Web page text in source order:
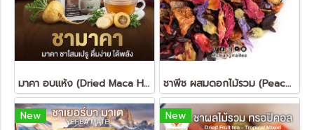
มาคา อบแห้ง (Dried Maca Herbal Tea) ชาพีช ผสมดอกไม้รวม (Peach Romantic Tea - Blend Tea)
New New